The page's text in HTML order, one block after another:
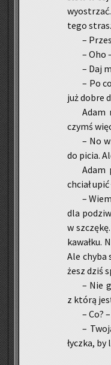
tego
–
– Oho
– Daj
– Po
już dobre
Adam
czymś
– No
do picia.
Adam
chciał
–
dla
w
ka­wał­ku.
Ale chyba
żesz dziś
– Nie
z którą
– Co?
–
łycz­ka,